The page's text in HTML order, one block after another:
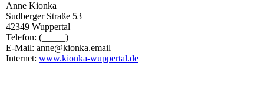
Anne Kionka
Sudberger Straße 53
42349 Wuppertal
Telefon: (_____)
E-Mail: anne@kionka.email
Internet: www.kionka-wuppertal.de